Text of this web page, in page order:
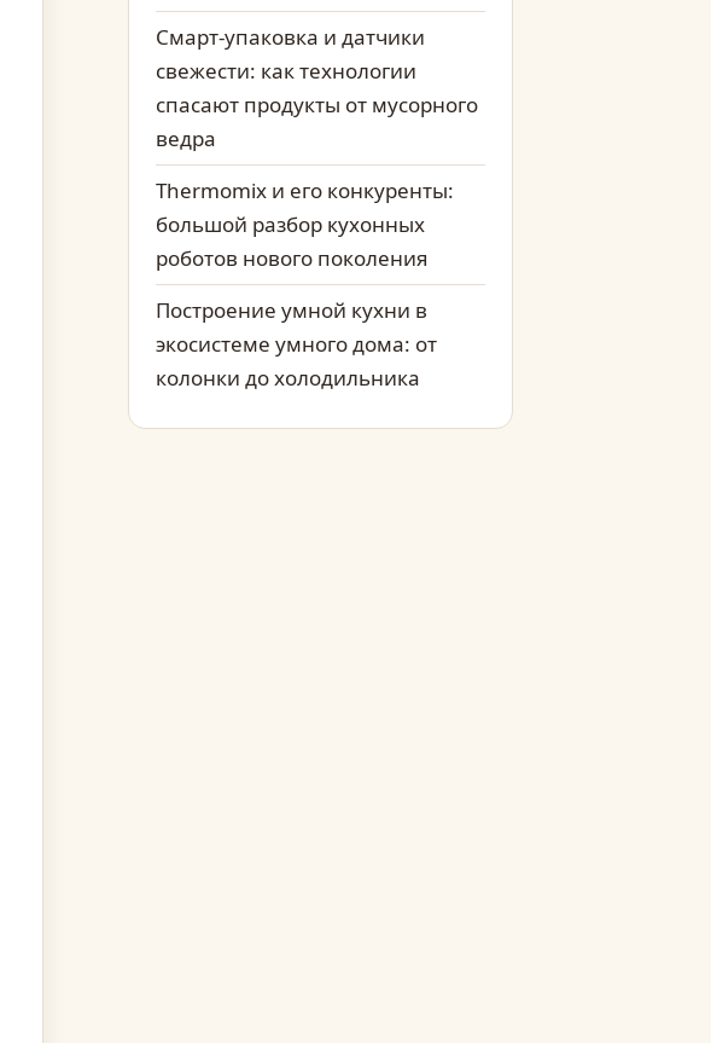
Смарт-упаковка и датчики
свежести: как технологии
спасают продукты от мусорного
ведра
Thermomix и его конкуренты:
большой разбор кухонных
роботов нового поколения
Построение умной кухни в
экосистеме умного дома: от
колонки до холодильника